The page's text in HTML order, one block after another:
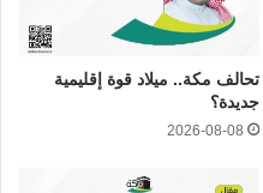
تحالف مكة.. ميلاد قوة إقليمية
جديدة؟
2026-08-08